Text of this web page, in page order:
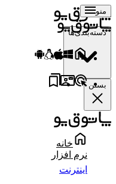
منو
دسته‌بندی‌ها
بستن
خانه
نرم افزار
اینترنت